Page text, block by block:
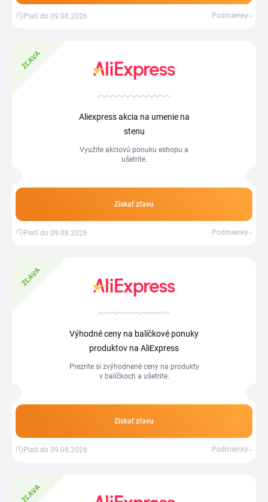
Platí do 09.08.2026 Podmienky
ZĽAVA
Aliexpress akcia na umenie na
stenu
Využite akciovú ponuku eshopu a
ušetrite.
Získať zľavu
Platí do 09.08.2026 Podmienky
ZĽAVA
Výhodné ceny na balíčkové ponuky
produktov na AliExpress
Prezrite si zvýhodnené ceny na produkty
v balíčkoch a ušetrite.
Získať zľavu
Platí do 09.08.2026 Podmienky
ZĽAVA